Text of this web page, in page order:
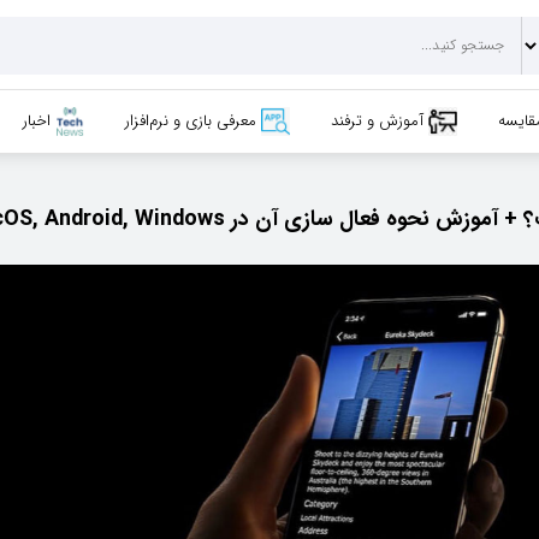
آموزش و ترفند معرفی بازی و نرم‌افزار اخبار